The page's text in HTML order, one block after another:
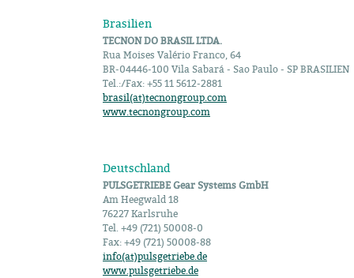
Brasilien
TECNON DO BRASIL LTDA.
Rua Moises Valério Franco, 64
BR-04446-100 Vila Sabará - Sao Paulo - SP BRASILIEN
Tel.:/Fax: +55 11 5612-2881
brasil(at)tecnongroup.com
www.tecnongroup.com
Deutschland
PULSGETRIEBE Gear Systems GmbH
Am Heegwald 18
76227 Karlsruhe
Tel. +49 (721) 50008-0
Fax: +49 (721) 50008-88
info(at)pulsgetriebe.de
www.pulsgetriebe.de